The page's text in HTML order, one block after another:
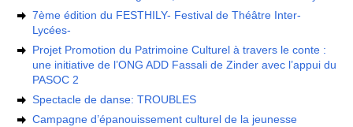
7ème édition du FESTHILY- Festival de Théâtre Inter-
Lycées-
Projet Promotion du Patrimoine Culturel à travers le conte :
une initiative de l’ONG ADD Fassali de Zinder avec l’appui du
PASOC 2
Spectacle de danse: TROUBLES
Campagne d’épanouissement culturel de la jeunesse